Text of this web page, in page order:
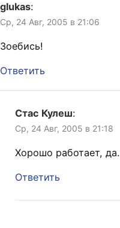
glukas:
Ср, 24 Авг, 2005 в 21:06
Зоебись!
Ответить
Стас Кулеш:
Ср, 24 Авг, 2005 в 21:18
Хорошо работает, да.
Ответить